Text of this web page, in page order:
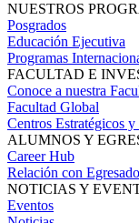
NUESTROS
Posgrados
Educación Ejecutiva
Programas
FACULTAD E
Conoce a nuestra
Facultad Global
Centros Estratégicos
ALUMNOS Y
Career Hub
Relación con
NOTICIAS Y
Eventos